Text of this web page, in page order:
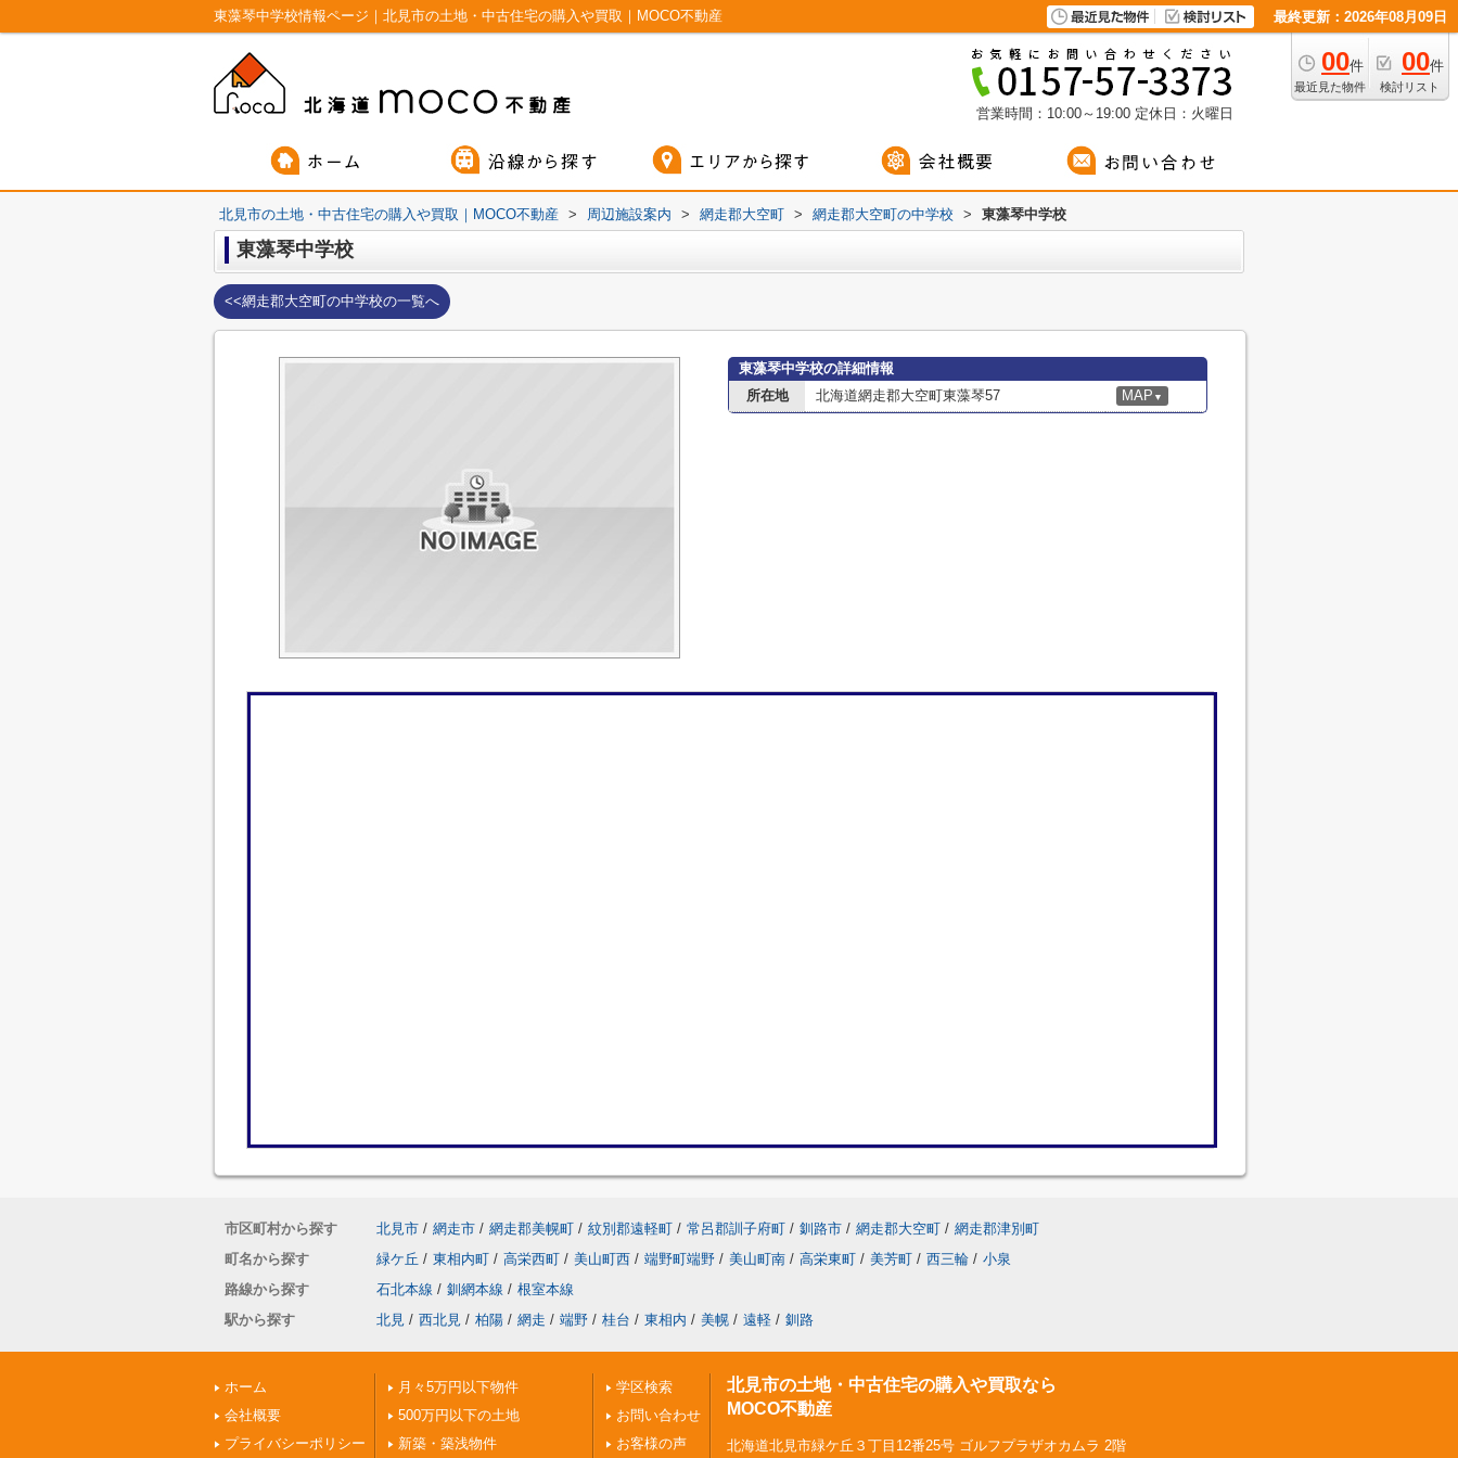
東藻琴中学校情報ページ｜北見市の土地・中古住宅の購入や買取｜MOCO不動産 最終更新：2026年08月09日
00件
最近見た物件
00件
検討リスト
営業時間：10:00～19:00 定休日：火曜日
北見市の土地・中古住宅の購入や買取｜MOCO不動産 > 周辺施設案内 > 網走郡大空町 > 網走郡大空町の中学校 > 東藻琴中学校
東藻琴中学校
<<網走郡大空町の中学校の一覧へ
東藻琴中学校の詳細情報
所在地
北海道網走郡大空町東藻琴57 MAP ▼
市区町村から探す 北見市 / 網走市 / 網走郡美幌町 / 紋別郡遠軽町 / 常呂郡訓子府町 / 釧路市 / 網走郡大空町 / 網走郡津別町
町名から探す
緑ケ丘 / 東相内町 / 高栄西町 / 美山町西 / 端野町端野 / 美山町南 / 高栄東町 / 美芳町 / 西三輪 / 小泉
路線から探す
石北本線 / 釧網本線 / 根室本線
駅から探す
北見 / 西北見 / 柏陽 / 網走 / 端野 / 桂台 / 東相内 / 美幌 / 遠軽 / 釧路
ホーム
会社概要
プライバシーポリシー
月々5万円以下物件
500万円以下の土地
新築・築浅物件
学区検索
お問い合わせ
お客様の声
北見市の土地・中古住宅の購入や買取なら
MOCO不動産
北海道北見市緑ケ丘３丁目12番25号 ゴルフプラザオカムラ 2階